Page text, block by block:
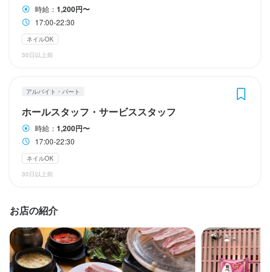
プライバシーポリシー
利用規約
企業情報
時給： 1,200円〜
17:00-22:30
ネイルOK
30日以上前
アルバイト・パート
ホールスタッフ・サービススタッフ
時給： 1,200円〜
17:00-22:30
ネイルOK
30日以上前
お店の紹介
特徴
履歴書不要 学歴不問
女性活躍中
仕事内容
接客と軽い調理
店名
勤務地
大阪府大阪市天王寺区寺田町2-5-3
特徴
履歴書不要 学歴不問
女性活躍中
駅チカ(徒歩5分以内)
面接1回
仕事内容
おさるのかごや
勤務地
大阪府大阪市天王寺区寺田町2-5-3